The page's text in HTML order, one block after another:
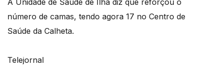
número de camas, tendo agora 17 no Centro de
Saúde da Calheta.
Telejornal